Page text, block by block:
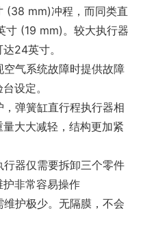
(38 mm)冲程，而同类直
(19 mm)。较大执行器
24英寸。
气系统故障时提供故障
设定。
弹簧缸直行程执行器相
大大减轻，结构更加紧
器仅需要拆卸三个零件
非常容易操作
护极少。无隔膜，不会